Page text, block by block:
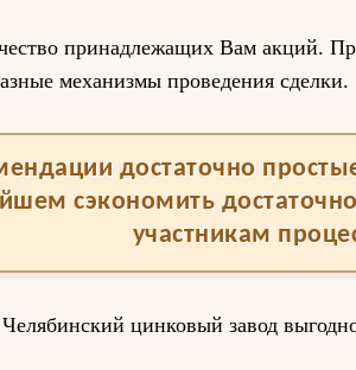
принадлежащих Вам акций.
механизмы проведения сделки.
достаточно
сэкономить
участникам
цинковый завод